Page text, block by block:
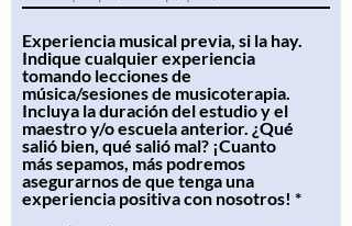
Experiencia musical previa, si la hay.
Indique cualquier experiencia
tomando lecciones de
música/sesiones de musicoterapia.
Incluya la duración del estudio y el
maestro y/o escuela anterior. ¿Qué
salió bien, qué salió mal? ¡Cuanto
más sepamos, más podremos
asegurarnos de que tenga una
experiencia positiva con nosotros!